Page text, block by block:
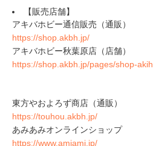
【販売店舗】
アキバホビー通信販売（通販）
https://shop.akbh.jp/
アキバホビー秋葉原店（店舗）
https://shop.akbh.jp/pages/shop-
東方やおよろず商店（通販）
https://touhou.akbh.jp/
あみあみオンラインショップ
https://www.amiami.jp/